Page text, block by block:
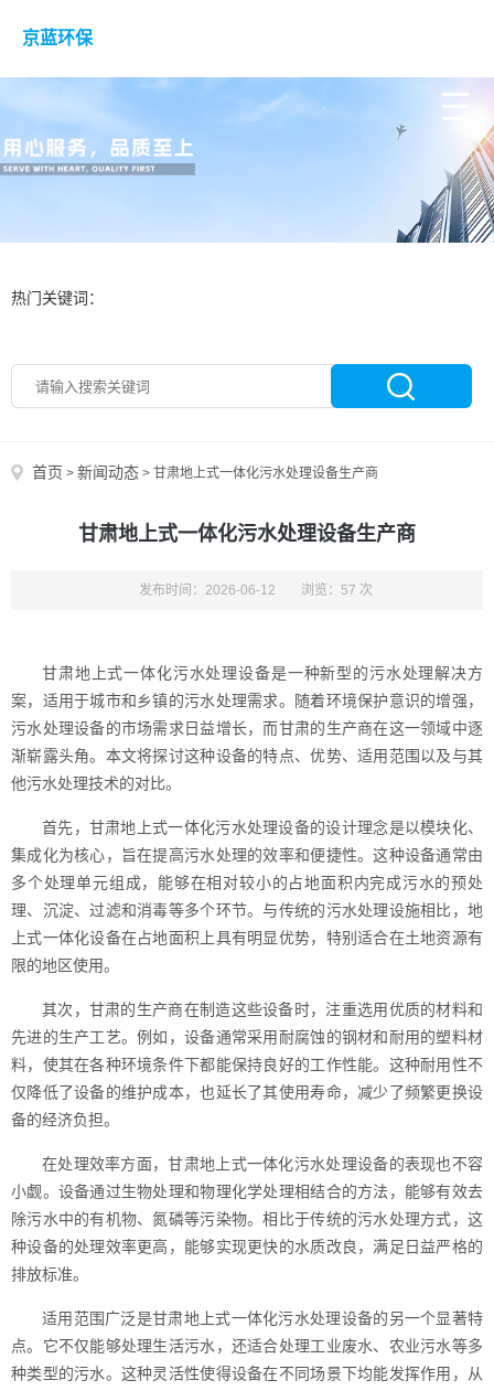
京蓝环保
热门关键词：
首页 > 新闻动态 > 甘肃地上式一体化污水处理设备生产商
甘肃地上式一体化污水处理设备生产商
发布时间：2026-06-12 浏览：57 次
甘肃地上式一体化污水处理设备是一种新型的污水处理解决方
案，适用于城市和乡镇的污水处理需求。随着环境保护意识的增强，
污水处理设备的市场需求日益增长，而甘肃的生产商在这一领域中逐
渐崭露头角。本文将探讨这种设备的特点、优势、适用范围以及与其
他污水处理技术的对比。
首先，甘肃地上式一体化污水处理设备的设计理念是以模块化、
集成化为核心，旨在提高污水处理的效率和便捷性。这种设备通常由
多个处理单元组成，能够在相对较小的占地面积内完成污水的预处
理、沉淀、过滤和消毒等多个环节。与传统的污水处理设施相比，地
上式一体化设备在占地面积上具有明显优势，特别适合在土地资源有
限的地区使用。
其次，甘肃的生产商在制造这些设备时，注重选用优质的材料和
先进的生产工艺。例如，设备通常采用耐腐蚀的钢材和耐用的塑料材
料，使其在各种环境条件下都能保持良好的工作性能。这种耐用性不
仅降低了设备的维护成本，也延长了其使用寿命，减少了频繁更换设
备的经济负担。
在处理效率方面，甘肃地上式一体化污水处理设备的表现也不容
小觑。设备通过生物处理和物理化学处理相结合的方法，能够有效去
除污水中的有机物、氮磷等污染物。相比于传统的污水处理方式，这
种设备的处理效率更高，能够实现更快的水质改良，满足日益严格的
排放标准。
适用范围广泛是甘肃地上式一体化污水处理设备的另一个显著特
点。它不仅能够处理生活污水，还适合处理工业废水、农业污水等多
种类型的污水。这种灵活性使得设备在不同场景下均能发挥作用，从